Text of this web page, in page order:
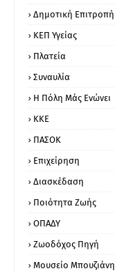
Δημοτική Επιτροπή
ΚΕΠ Υγείας
Πλατεία
Συναυλία
Η Πόλη Μάς Ενώνει
ΚΚΕ
ΠΑΣΟΚ
Επιχείρηση
Διασκέδαση
Ποιότητα Ζωής
ΟΠΑΔΥ
Ζωοδόχος Πηγή
Μουσείο Μπουζιάνη